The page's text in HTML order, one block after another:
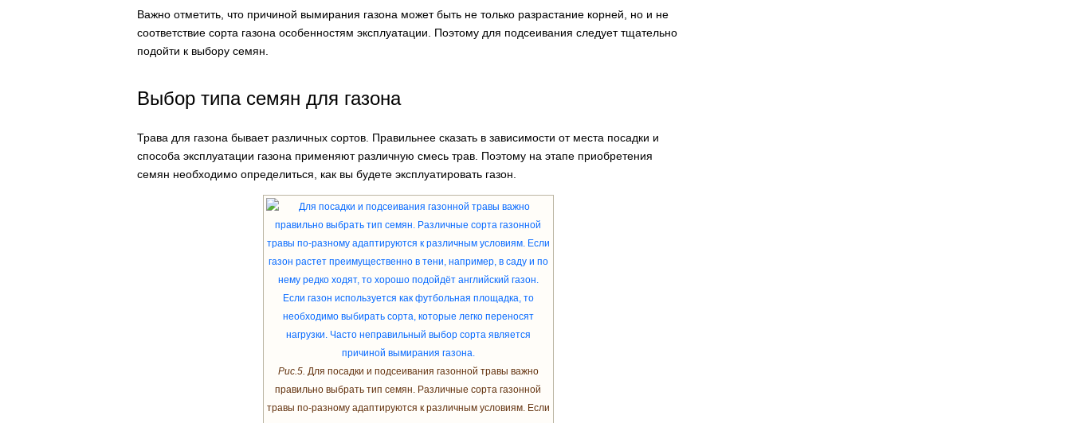
Важно отметить, что причиной вымирания газона может быть не только разрастание корней, но и не
соответствие сорта газона особенностям эксплуатации. Поэтому для подсеивания следует тщательно
подойти к выбору семян.
Выбор типа семян для газона
Трава для газона бывает различных сортов. Правильнее сказать в зависимости от места посадки и
способа эксплуатации газона применяют различную смесь трав. Поэтому на этапе приобретения
семян необходимо определиться, как вы будете эксплуатировать газон.
Рис.5. Для посадки и подсеивания газонной травы важно
правильно выбрать тип семян. Различные сорта газонной
травы по-разному адаптируются к различным условиям. Если